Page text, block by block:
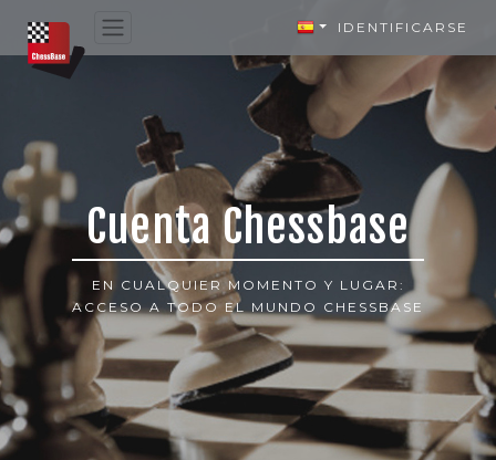
IDENTIFICARSE
Cuenta Chessbase
EN CUALQUIER MOMENTO Y LUGAR:
ACCESO A TODO EL MUNDO CHESSBASE